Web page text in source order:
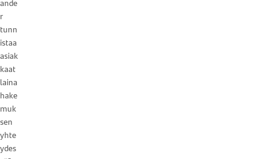
ande
r
tunn
istaa
asiak
kaat
laina
hake
muk
sen
yhte
ydes